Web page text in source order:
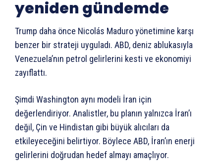
yeniden gündemde
Trump daha önce Nicolás Maduro yönetimine karşı
benzer bir strateji uyguladı. ABD, deniz ablukasıyla
Venezuela’nın petrol gelirlerini kesti ve ekonomiyi
zayıflattı.
Şimdi Washington aynı modeli İran için
değerlendiriyor. Analistler, bu planın yalnızca İran’ı
değil, Çin ve Hindistan gibi büyük alıcıları da
etkileyeceğini belirtiyor. Böylece ABD, İran’ın enerji
gelirlerini doğrudan hedef almayı amaçlıyor.